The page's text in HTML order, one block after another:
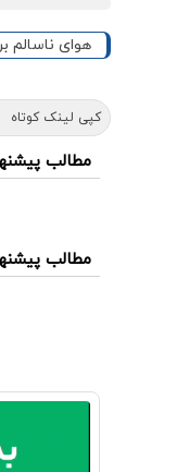
هوای ناسالم
کپی لینک کوتاه
مطالب
مطالب